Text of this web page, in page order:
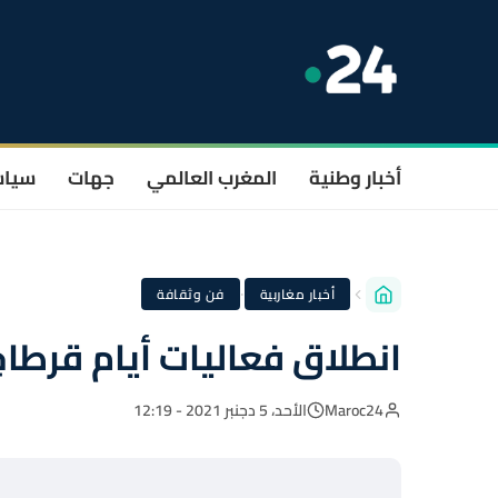
أخبار وطنية المغرب العالمي جهات
أخبار مغاربية · فن وثقافة
انطلاق فعاليات أيام
Maroc24 الأحد، 5 دجنبر 2021 - 12:19